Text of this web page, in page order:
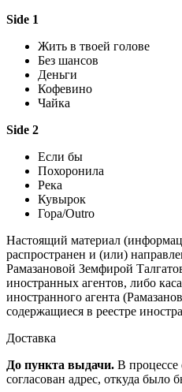
Side 1
Жить в твоей голове
Без шансов
Деньги
Кофевино
Чайка
Side 2
Если бы
Похоронила
Река
Кувырок
Гора/Outro
Настоящий материал
распространен и (или)
Рамазановой Земфирой
иностранных агентов, либо
иностранного агента
содержащиеся в реестре
Доставка
До пункта выдачи. В процессе
согласован адрес, откуда было